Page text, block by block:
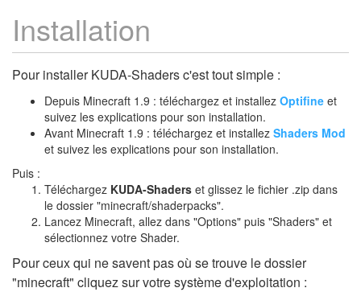
Installation
Pour installer KUDA-Shaders c'est tout simple :
Depuis Minecraft 1.9 : téléchargez et installez Optifine et
suivez les explications pour son installation.
Avant Minecraft 1.9 : téléchargez et installez Shaders Mod
et suivez les explications pour son installation.
Puis :
Téléchargez KUDA-Shaders et glissez le fichier .zip dans
le dossier "minecraft/shaderpacks".
Lancez Minecraft, allez dans "Options" puis "Shaders" et
sélectionnez votre Shader.
Pour ceux qui ne savent pas où se trouve le dossier
"minecraft" cliquez sur votre système d'exploitation :